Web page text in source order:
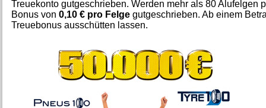
Treuekonto gutgeschrieben. Werden mehr als 80 Alufelgen
Bonus von 0,10 € pro Felge gutgeschrieben. Ab einem
Treuebonus ausschütten lassen.